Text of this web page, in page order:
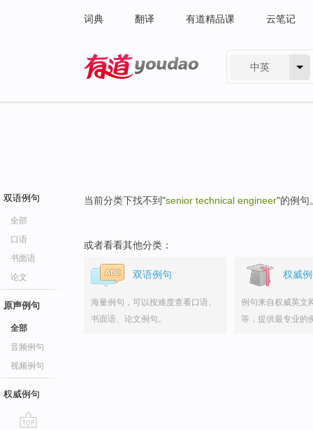
词典 翻译 有道精品课 云笔记
中英
双语例句
全部
口语
书面语
论文
原声例句
全部
音频例句
视频例句
权威例句
当前分类下找不到"senior technical engineer"的例句
或者看看其他分类：
双语例句
海量例句，可以按难度查看口语、
书面语、论文例句。
权威
例句来自权威英文
等，提供最专业的